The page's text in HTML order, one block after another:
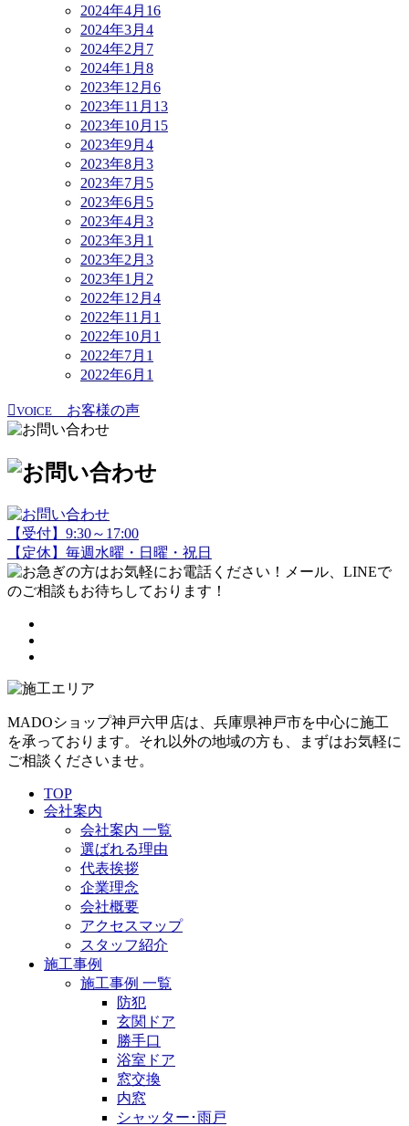
2024年4月 16
2024年3月 4
2024年2月 7
2024年1月 8
2023年12月 6
2023年11月 13
2023年10月 15
2023年9月 4
2023年8月 3
2023年7月 5
2023年6月 5
2023年4月 3
2023年3月 1
2023年2月 3
2023年1月 2
2022年12月 4
2022年11月 1
2022年10月 1
2022年7月 1
2022年6月 1
VOICE お客様の声
【受付】9:30～17:00
【定休】毎週水曜・日曜・祝日
MADOショップ神戸六甲店は、兵庫県神戸市を中心に施工
を承っております。それ以外の地域の方も、まずはお気軽に
ご相談くださいませ。
TOP
会社案内
会社案内 一覧
選ばれる理由
代表挨拶
企業理念
会社概要
アクセスマップ
スタッフ紹介
施工事例
施工事例 一覧
防犯
玄関ドア
勝手口
浴室ドア
窓交換
内窓
シャッター･雨戸